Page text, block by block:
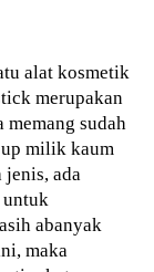
alat kosmetik
merupakan
sudah
milik kaum
ada
untuk
abanyak
maka